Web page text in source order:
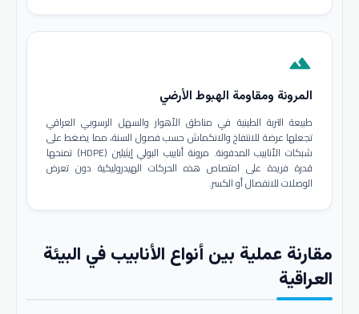
terrain
المرونة ومقاومة الهبوط الأرضي
طبيعة التربة الطينية في مناطق الأهوار والسهل الرسوبي العراقي
تجعلها عرضة للانتفاخ والانكماش حسب فصول السنة، مما يضغط على
شبكات الأنابيب المدفونة. مرونة أنابيب البولي إيثيلين (HDPE) تمنحها
قدرة فريدة على امتصاص هذه الحركات الهيدروليكية دون تعرض
الوصلات للانفصال أو الكسر.
مقارنة عملية بين أنواع الأنابيب في البيئة
العراقية